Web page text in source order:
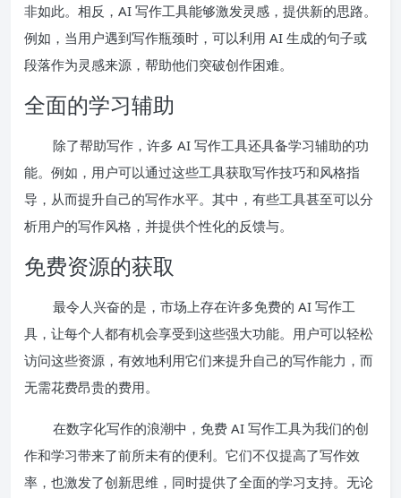
非如此。相反，AI 写作工具能够激发灵感，提供新的思路。
例如，当用户遇到写作瓶颈时，可以利用 AI 生成的句子或
段落作为灵感来源，帮助他们突破创作困难。
全面的学习辅助
除了帮助写作，许多 AI 写作工具还具备学习辅助的功
能。例如，用户可以通过这些工具获取写作技巧和风格指
导，从而提升自己的写作水平。其中，有些工具甚至可以分
析用户的写作风格，并提供个性化的反馈与。
免费资源的获取
最令人兴奋的是，市场上存在许多免费的 AI 写作工
具，让每个人都有机会享受到这些强大功能。用户可以轻松
访问这些资源，有效地利用它们来提升自己的写作能力，而
无需花费昂贵的费用。
在数字化写作的浪潮中，免费 AI 写作工具为我们的创
作和学习带来了前所未有的便利。它们不仅提高了写作效
率，也激发了创新思维，同时提供了全面的学习支持。无论